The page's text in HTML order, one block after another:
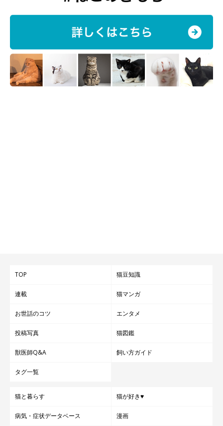
TOP 猫豆知識
連載 猫マンガ
お世話のコツ エンタメ
投稿写真 猫図鑑
獣医師Q&A 飼い方ガイド
タグ一覧
猫と暮らす 猫が好き♥
病気・症状データベース 漫画